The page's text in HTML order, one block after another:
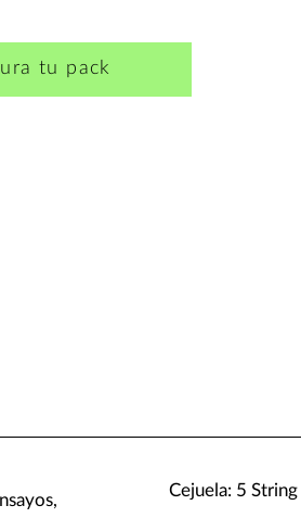
tu pack
Cejuela: 5